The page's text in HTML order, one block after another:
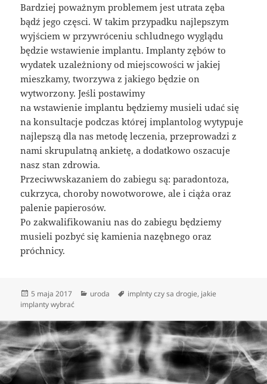
Bardziej poważnym problemem jest utrata zęba
bądź jego częsci. W takim przypadku najlepszym
wyjściem w przywróceniu schludnego wyglądu
będzie wstawienie implantu. Implanty zębów to
wydatek uzależniony od miejscowości w jakiej
mieszkamy, tworzywa z jakiego będzie on
wytworzony. Jeśli postawimy
na wstawienie implantu będziemy musieli udać się
na konsultacje podczas której implantolog wytypuje
najlepszą dla nas metodę leczenia, przeprowadzi z
nami skrupulatną ankietę, a dodatkowo oszacuje
nasz stan zdrowia.
Przeciwwskazaniem do zabiegu są: paradontoza,
cukrzyca, choroby nowotworowe, ale i ciąża oraz
palenie papierosów.
Po zakwalifikowaniu nas do zabiegu będziemy
musieli pozbyć się kamienia nazębnego oraz
próchnicy.
Data
publikacji
5 maja 2017 Kategorie
uroda Tagi
implnty czy sa drogie, jakie
implanty wybrać